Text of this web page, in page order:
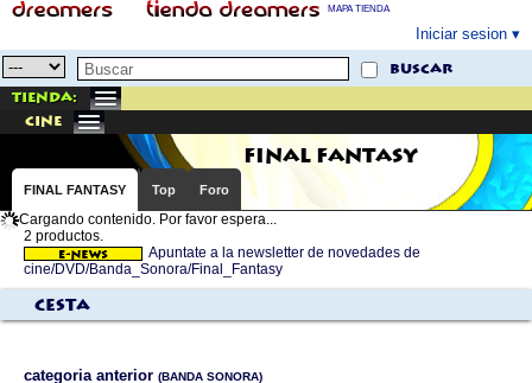
MAPA TIENDA
Iniciar sesion
buscar
Tienda:
cine
FINAL FANTASY
FINAL FANTASY Top Foro
Cargando contenido. Por favor espera...
2 productos.
Apuntate a la newsletter de novedades de
cine/DVD/Banda_Sonora/Final_Fantasy
Cesta
categoria anterior (BANDA SONORA)